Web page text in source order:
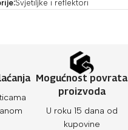
Svjetiljke i reflektori
Mogućnost povrata
proizvoda
U roku 15 dana od
kupovine